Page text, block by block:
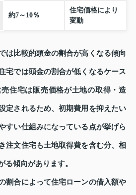
約7～10％
住宅価格により
変動
は比較的頭金の割合が高くなる傾向
宅では頭金の割合が低くなるケース
住宅は販売価格が土地の取得・造
定されるため、初期費用を抑えたい
すい仕組みになっている点が挙げら
注文住宅も土地取得費を含む分、相
る傾向があります。
割合によって住宅ローンの借入額や